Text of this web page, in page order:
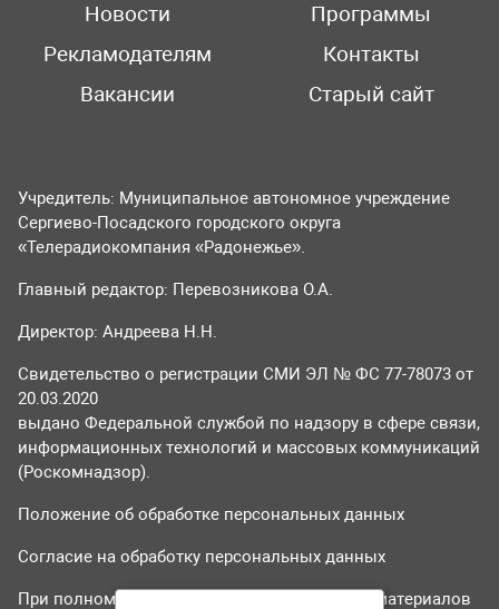
Новости
Программы
Рекламодателям
Контакты
Вакансии
Старый сайт
Учредитель: Муниципальное автономное учреждение
Сергиево-Посадского городского округа
«Телерадиокомпания «Радонежье».
Главный редактор: Перевозникова О.А.
Директор: Андреева Н.Н.
Свидетельство о регистрации СМИ ЭЛ № ФС 77-78073 от
20.03.2020
выдано Федеральной службой по надзору в сфере связи,
информационных технологий и массовых коммуникаций
(Роскомнадзор).
Положение об обработке персональных данных
Согласие на обработку персональных данных
При полном или частичном использовании материалов